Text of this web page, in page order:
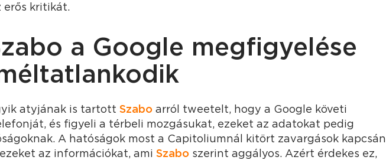
erős kritikát.
a Google megfigyelése
atyjának is tartott Szabo arról tweetelt, hogy a Google követi
és figyeli a térbeli mozgásukat, ezeket az adatokat pedig
A hatóságok most a Capitoliumnál kitört zavargások kapcsán
az információkat, ami Szabo szerint aggályos. Azért érdekes ez,